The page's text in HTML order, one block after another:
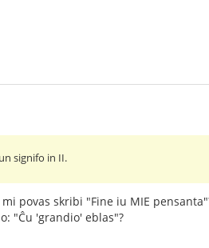
signifo in II.
povas skribi "Fine iu MIE
"Ĉu 'grandio' eblas"?